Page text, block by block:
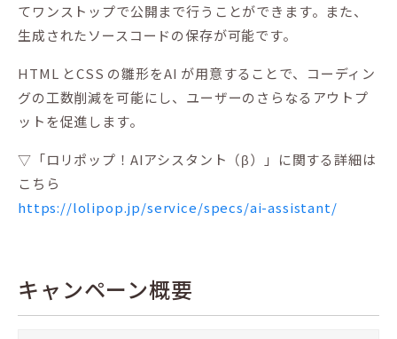
てワンストップで公開まで行うことができます。また、
生成されたソースコードの保存が可能です。
HTML とCSS の雛形をAI が用意することで、コーディン
グの工数削減を可能にし、ユーザーのさらなるアウトプ
ットを促進します。
▽「ロリポップ！AIアシスタント（β）」に関する詳細は
こちら
https://lolipop.jp/service/specs/ai-assistant/
キャンペーン概要